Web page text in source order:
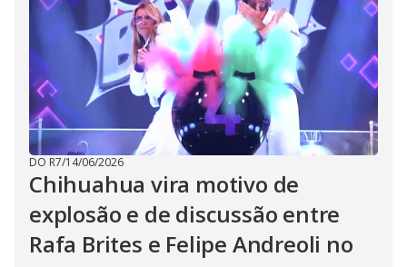
DO R7/14/06/2026
Chihuahua vira motivo de
explosão e de discussão entre
Rafa Brites e Felipe Andreoli no